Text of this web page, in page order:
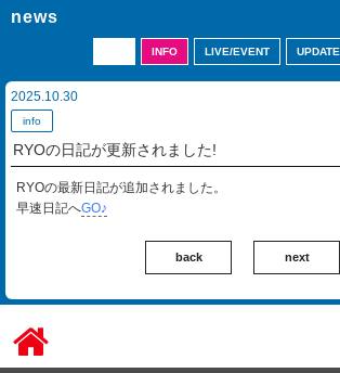
news
INFO LIVE/EVENT UPDATE
2025.10.30
info
RYOの日記が更新されました!
RYOの最新日記が追加されました。
早速日記へGO♪
back next